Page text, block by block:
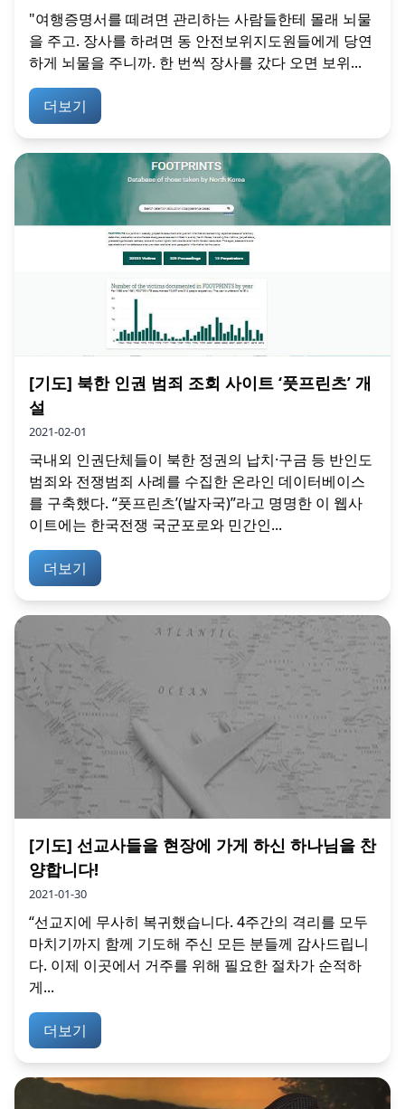
"여행증명서를 떼려면 관리하는 사람들한테 몰래 뇌물
을 주고. 장사를 하려면 동 안전보위지도원들에게 당연
하게 뇌물을 주니까. 한 번씩 장사를 갔다 오면 보위...
더보기
[기도] 북한 인권 범죄 조회 사이트 ‘풋프린츠’ 개
설
2021-02-01
국내외 인권단체들이 북한 정권의 납치·구금 등 반인도
범죄와 전쟁범죄 사례를 수집한 온라인 데이터베이스
를 구축했다. “풋프린츠’(발자국)”라고 명명한 이 웹사
이트에는 한국전쟁 국군포로와 민간인...
더보기
[기도] 선교사들을 현장에 가게 하신 하나님을 찬
양합니다!
2021-01-30
“선교지에 무사히 복귀했습니다. 4주간의 격리를 모두
마치기까지 함께 기도해 주신 모든 분들께 감사드립니
다. 이제 이곳에서 거주를 위해 필요한 절차가 순적하
게...
더보기